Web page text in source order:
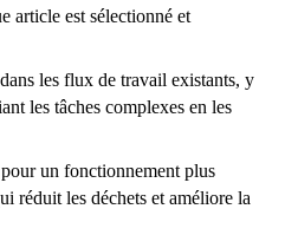
article est sélectionné et
les flux de travail existants, y
les tâches complexes en les
un fonctionnement plus
réduit les déchets et améliore la